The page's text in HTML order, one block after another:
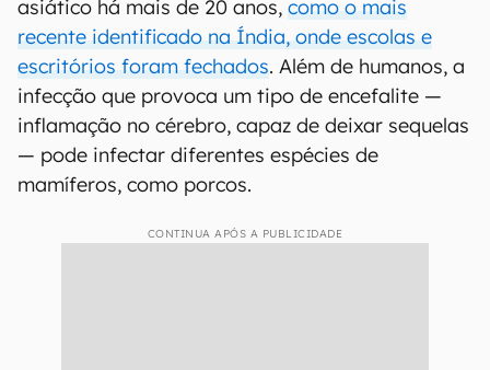
asiático há mais de 20 anos, como o mais
recente identificado na Índia, onde escolas e
escritórios foram fechados. Além de humanos, a
infecção que provoca um tipo de encefalite —
inflamação no cérebro, capaz de deixar sequelas
— pode infectar diferentes espécies de
mamíferos, como porcos.
CONTINUA APÓS A PUBLICIDADE